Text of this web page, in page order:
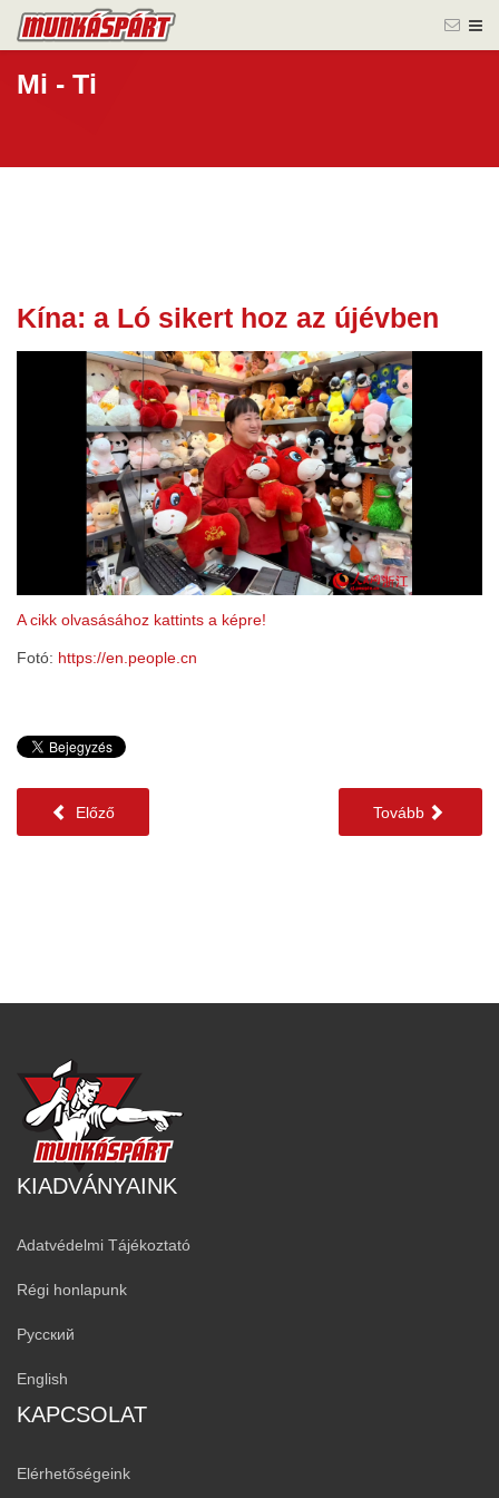
Mi - Ti
Kína: a Ló sikert hoz az újévben
A cikk olvasásához kattints a képre!
Fotó: https://en.people.cn
Előző Tovább
KIADVÁNYAINK
Adatvédelmi Tájékoztató
Régi honlapunk
Русский
English
KAPCSOLAT
Elérhetőségeink